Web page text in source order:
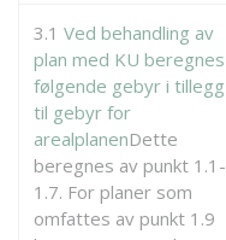
3.1 Ved behandling av
plan med KU beregnes
følgende gebyr i tillegg
til gebyr for
arealplanenDette
beregnes av punkt 1.1-
1.7. For planer som
omfattes av punkt 1.9